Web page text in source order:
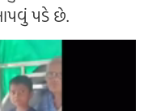
પડે છે.